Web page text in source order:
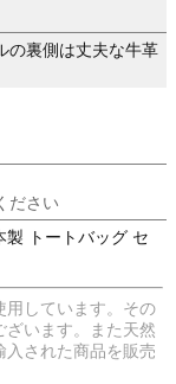
の裏側は丈夫な牛革
ださい
製 トートバッグ セ
しています。その
います。また天然
入された商品を販売